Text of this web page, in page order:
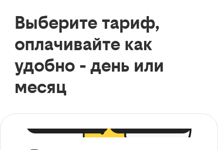
Выберите тариф,
оплачивайте как
удобно - день или
месяц